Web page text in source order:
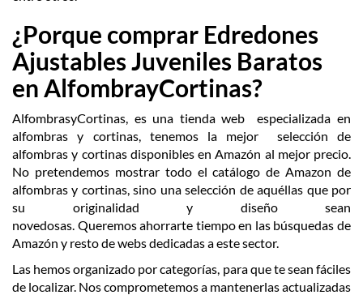
¿Porque comprar Edredones
Ajustables Juveniles Baratos
en AlfombrayCortinas?
AlfombrasyCortinas, es una tienda web especializada en
alfombras y cortinas, tenemos la mejor selección de
alfombras y cortinas disponibles en Amazón al mejor precio.
No pretendemos mostrar todo el catálogo de Amazon de
alfombras y cortinas, sino una selección de aquéllas que por
su originalidad y diseño sean
novedosas. Queremos ahorrarte tiempo en las búsquedas de
Amazón y resto de webs dedicadas a este sector.
Las hemos organizado por categorías, para que te sean fáciles
de localizar. Nos comprometemos a mantenerlas actualizadas